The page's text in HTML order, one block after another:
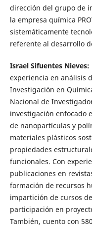
dirección del grupo de
la empresa química
sistemáticamente
referente al desarrollo
Israel Sifuentes Nieves:
experiencia en análisis
Investigación en
Nacional de
investigación enfocado
de nanopartículas y
materiales plásticos
propiedades
funcionales. Con
publicaciones en
formación de recursos
impartición de cursos
participación en
También, cuento con